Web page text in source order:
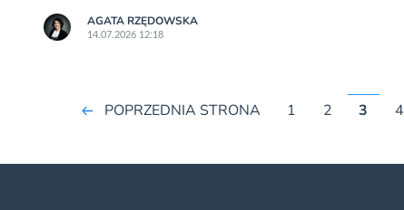
AGATA RZĘDOWSKA
14.07.2026 12:18
POPRZEDNIA STRONA 1 2 3 4